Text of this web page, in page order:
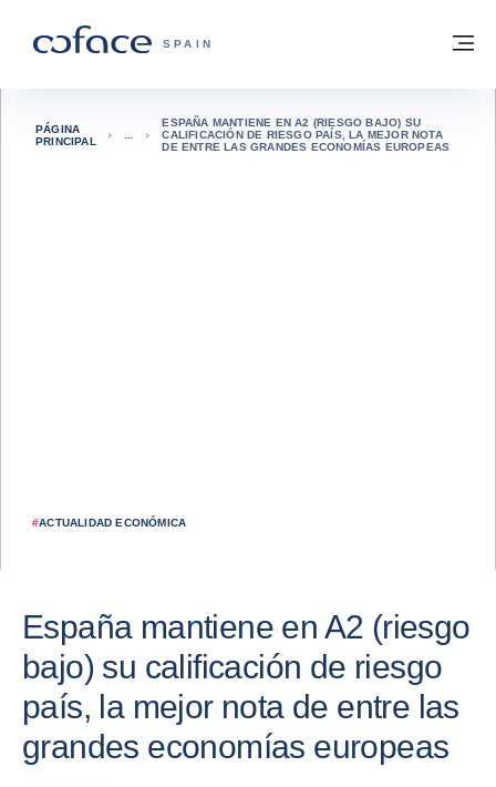
COFACE - FOR TRADE
SPAIN
Volver a la página principal
#ACTUALIDAD ECONÓMICA
PÁGINA
PRINCIPAL
ESPAÑA MANTIENE EN A2 (RIESGO BAJO) SU
CALIFICACIÓN DE RIESGO PAÍS, LA MEJOR NOTA
DE ENTRE LAS GRANDES ECONOMÍAS EUROPEAS
España mantiene en A2 (riesgo
bajo) su calificación de riesgo
país, la mejor nota de entre las
grandes economías europeas